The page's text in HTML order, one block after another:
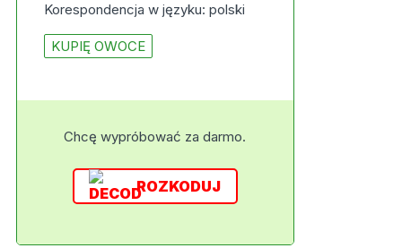
Korespondencja w języku: polski
KUPIĘ OWOCE
Chcę wypróbować za darmo.
ROZKODUJ